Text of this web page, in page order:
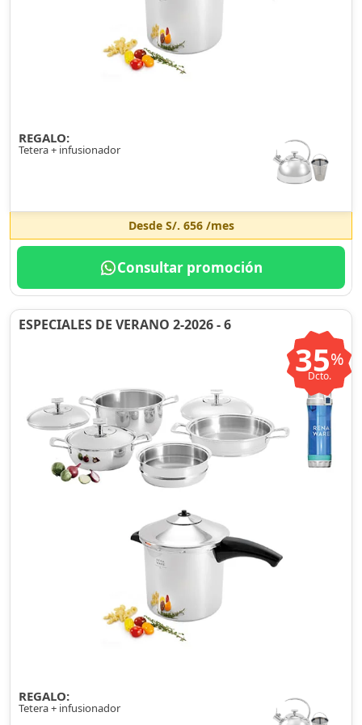
REGALO:
Tetera + infusionador
Desde S/. 656/mes
Consultar promoción
ESPECIALES DE VERANO 2-2026 - 6
35%
Dcto.
REGALO:
Tetera + infusionador